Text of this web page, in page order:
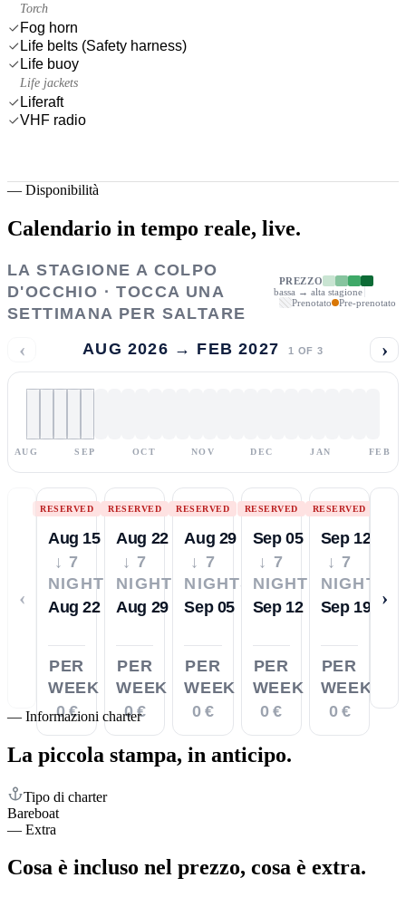
Torch
Fog horn
Life belts (Safety harness)
Life buoy
Life jackets
Liferaft
VHF radio
— Disponibilità
Calendario in tempo reale, live.
LA STAGIONE A COLPO
D'OCCHIO · TOCCA UNA
SETTIMANA PER SALTARE
PREZZO
bassa → alta stagione
Prenotato
Pre-prenotato
‹ AUG 2026 → FEB 2027 1 OF 3 ›
AUG SEP OCT NOV DEC JAN FEB
‹
RESERVED
Aug 15
↓ 7
NIGHTS
Aug 22
PER
WEEK
0 €
RESERVED
Aug 22
↓ 7
NIGHTS
Aug 29
PER
WEEK
0 €
RESERVED
Aug 29
↓ 7
NIGHTS
Sep 05
PER
WEEK
0 €
RESERVED
Sep 05
↓ 7
NIGHTS
Sep 12
PER
WEEK
0 €
RESERVED
Sep 12
↓ 7
NIGHTS
Sep 19
PER
WEEK
0 €
›
— Informazioni charter
La piccola stampa, in anticipo.
Tipo di charter
Bareboat
— Extra
Cosa è incluso nel prezzo, cosa è extra.